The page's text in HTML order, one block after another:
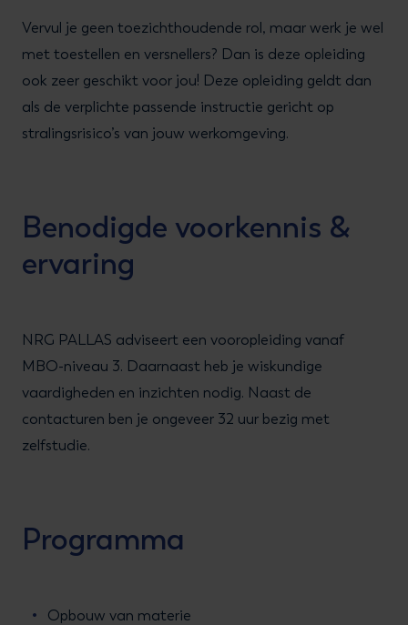
Vervul je geen toezichthoudende rol, maar werk je wel
met toestellen en versnellers? Dan is deze opleiding
ook zeer geschikt voor jou! Deze opleiding geldt dan
als de verplichte passende instructie gericht op
stralingsrisico’s van jouw werkomgeving.
Benodigde voorkennis &
ervaring
NRG PALLAS adviseert een vooropleiding vanaf
MBO-niveau 3. Daarnaast heb je wiskundige
vaardigheden en inzichten nodig. Naast de
contacturen ben je ongeveer 32 uur bezig met
zelfstudie.
Programma
Opbouw van materie